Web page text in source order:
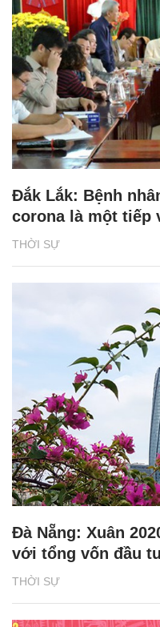
THỜI SỰ
Đắk Lắk: Bệnh
corona là một tiếp
THỜI SỰ
Đà Nẵng: Xuân
với tổng vốn đầu